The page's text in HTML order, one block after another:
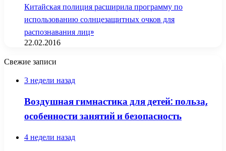
Китайская полиция расширила программу по
использованию солнцезащитных очков для
распознавания лиц»
22.02.2016
Свежие записи
3 недели назад
Воздушная гимнастика для детей: польза,
особенности занятий и безопасность
4 недели назад